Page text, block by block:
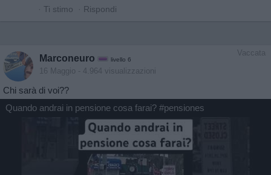
· Ti stimo · Rispondi
Vaccata
Marconeuro livello 6
16 Maggio - 4.964 visualizzazioni
Chi sarà di voi??
Quando andrai in pensione cosa farai? #pensiones